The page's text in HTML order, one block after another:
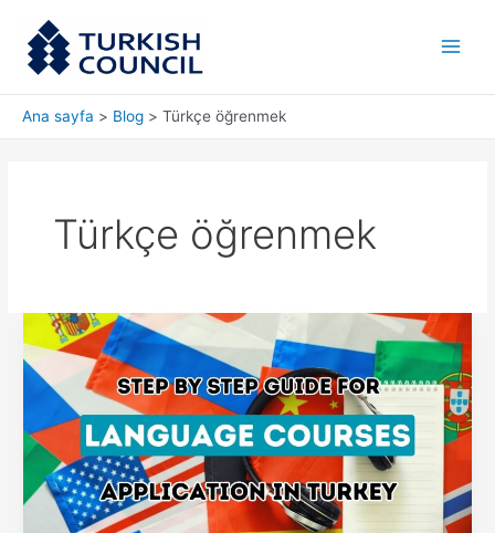
Ana sayfa Blog Türkçe öğrenmek
Türkçe öğrenmek
Kapsamlı
Dil
Kursları
Başvuru
Kılavuzumuzla
Türkçe
Öğrenmenin
Sırlarını
Açığa